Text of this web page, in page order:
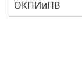
ОКПИиПВ